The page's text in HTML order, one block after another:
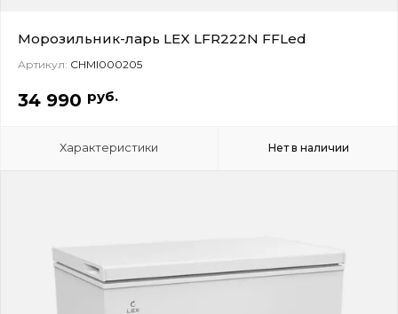
Морозильник-ларь LEX LFR222N FFLed
Артикул: CHMI000205
34 990 руб.
Характеристики Нет в наличии